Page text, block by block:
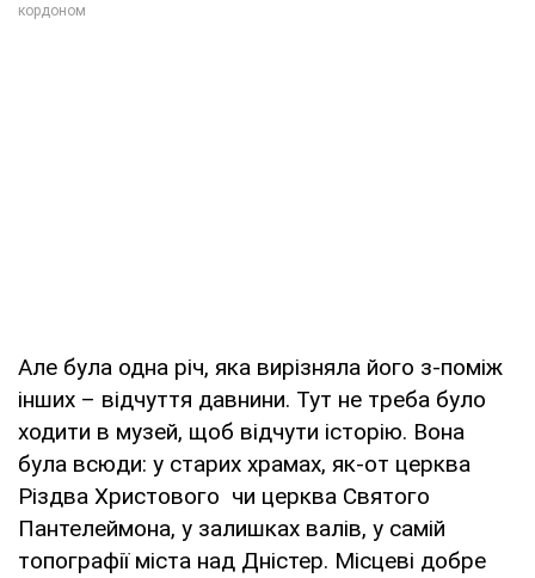
Але була одна річ, яка вирізняла його з-поміж
інших – відчуття давнини. Тут не треба було
ходити в музей, щоб відчути історію. Вона
була всюди: у старих храмах, як-от церква
Різдва Христового чи церква Святого
Пантелеймона, у залишках валів, у самій
топографії міста над Дністер. Місцеві добре